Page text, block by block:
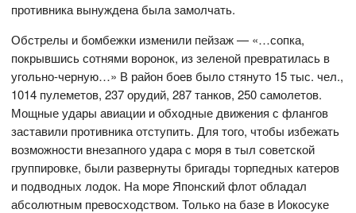
противника вынуждена была замолчать.
Обстрелы и бомбежки изменили пейзаж — «…сопка,
покрывшись сотнями воронок, из зеленой превратилась в
угольно-черную…» В район боев было стянуто 15 тыс. чел.,
1014 пулеметов, 237 орудий, 287 танков, 250 самолетов.
Мощные удары авиации и обходные движения с флангов
заставили противника отступить. Для того, чтобы избежать
возможности внезапного удара с моря в тыл советской
группировке, были развернуты бригады торпедных катеров
и подводных лодок. На море Японский флот обладал
абсолютным превосходством. Только на базе в Иокосуке